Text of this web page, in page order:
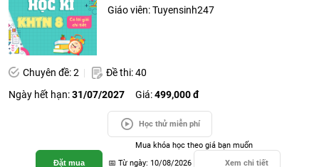
Giáo viên: Tuyensinh247
Chuyên đề: 2
Đề thi: 40
Ngày hết hạn:31/07/2027 Giá:499,000 đ
Học thử miễn phí
Đặt mua
Mua khóa học theo giá bạn muốn
📅 Từ ngày: 10/08/2026
Xem chi tiết